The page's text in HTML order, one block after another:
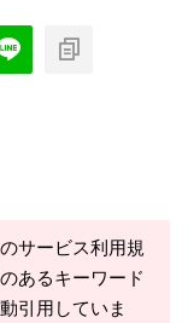
サービス利用規
あるキーワード
引用していま